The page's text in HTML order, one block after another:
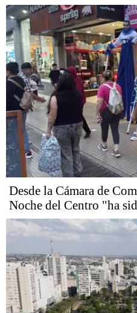
Desde la Cámara de
Noche del Centro "ha